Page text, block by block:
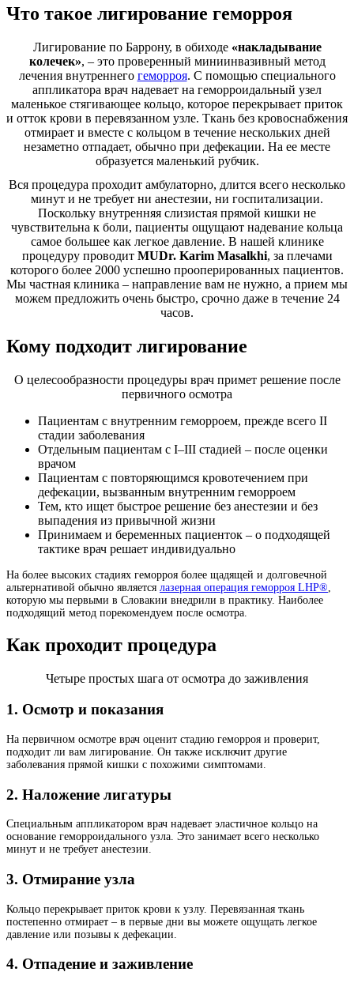
Что такое лигирование геморроя
Лигирование по Баррону, в обиходе «накладывание
колечек», – это проверенный миниинвазивный метод
лечения внутреннего геморроя. С помощью специального
аппликатора врач надевает на геморроидальный узел
маленькое стягивающее кольцо, которое перекрывает приток
и отток крови в перевязанном узле. Ткань без кровоснабжения
отмирает и вместе с кольцом в течение нескольких дней
незаметно отпадает, обычно при дефекации. На ее месте
образуется маленький рубчик.
Вся процедура проходит амбулаторно, длится всего несколько
минут и не требует ни анестезии, ни госпитализации.
Поскольку внутренняя слизистая прямой кишки не
чувствительна к боли, пациенты ощущают надевание кольца
самое большее как легкое давление. В нашей клинике
процедуру проводит MUDr. Karim Masalkhi, за плечами
которого более 2000 успешно прооперированных пациентов.
Мы частная клиника – направление вам не нужно, а прием мы
можем предложить очень быстро, срочно даже в течение 24
часов.
Кому подходит лигирование
О целесообразности процедуры врач примет решение после
первичного осмотра
Пациентам с внутренним геморроем, прежде всего II
стадии заболевания
Отдельным пациентам с I–III стадией – после оценки
врачом
Пациентам с повторяющимся кровотечением при
дефекации, вызванным внутренним геморроем
Тем, кто ищет быстрое решение без анестезии и без
выпадения из привычной жизни
Принимаем и беременных пациенток – о подходящей
тактике врач решает индивидуально
На более высоких стадиях геморроя более щадящей и долговечной
альтернативой обычно является лазерная операция геморроя LHP®
которую мы первыми в Словакии внедрили в практику. Наиболее
подходящий метод порекомендуем после осмотра.
Как проходит процедура
Четыре простых шага от осмотра до заживления
1. Осмотр и показания
На первичном осмотре врач оценит стадию геморроя и проверит,
подходит ли вам лигирование. Он также исключит другие
заболевания прямой кишки с похожими симптомами.
2. Наложение лигатуры
Специальным аппликатором врач надевает эластичное кольцо на
основание геморроидального узла. Это занимает всего несколько
минут и не требует анестезии.
3. Отмирание узла
Кольцо перекрывает приток крови к узлу. Перевязанная ткань
постепенно отмирает – в первые дни вы можете ощущать легкое
давление или позывы к дефекации.
4. Отпадение и заживление